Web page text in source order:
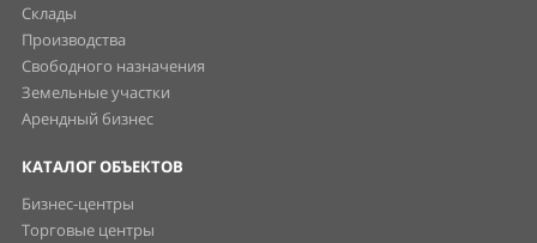
Склады
Производства
Свободного назначения
Земельные участки
Арендный бизнес
КАТАЛОГ ОБЪЕКТОВ
Бизнес-центры
Торговые центры